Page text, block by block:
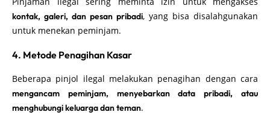
kontak, galeri, dan pesan pribadi, yang bisa disalahgunakan
untuk menekan peminjam.
4. Metode Penagihan Kasar
Beberapa pinjol ilegal melakukan penagihan dengan cara
mengancam peminjam, menyebarkan data pribadi, atau
menghubungi keluarga dan teman.